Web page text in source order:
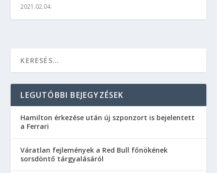
2021.02.04.
LEGUTÓBBI BEJEGYZÉSEK
Hamilton érkezése után új szponzort is bejelentett
a Ferrari
Váratlan fejlemények a Red Bull főnökének
sorsdöntő tárgyalásáról